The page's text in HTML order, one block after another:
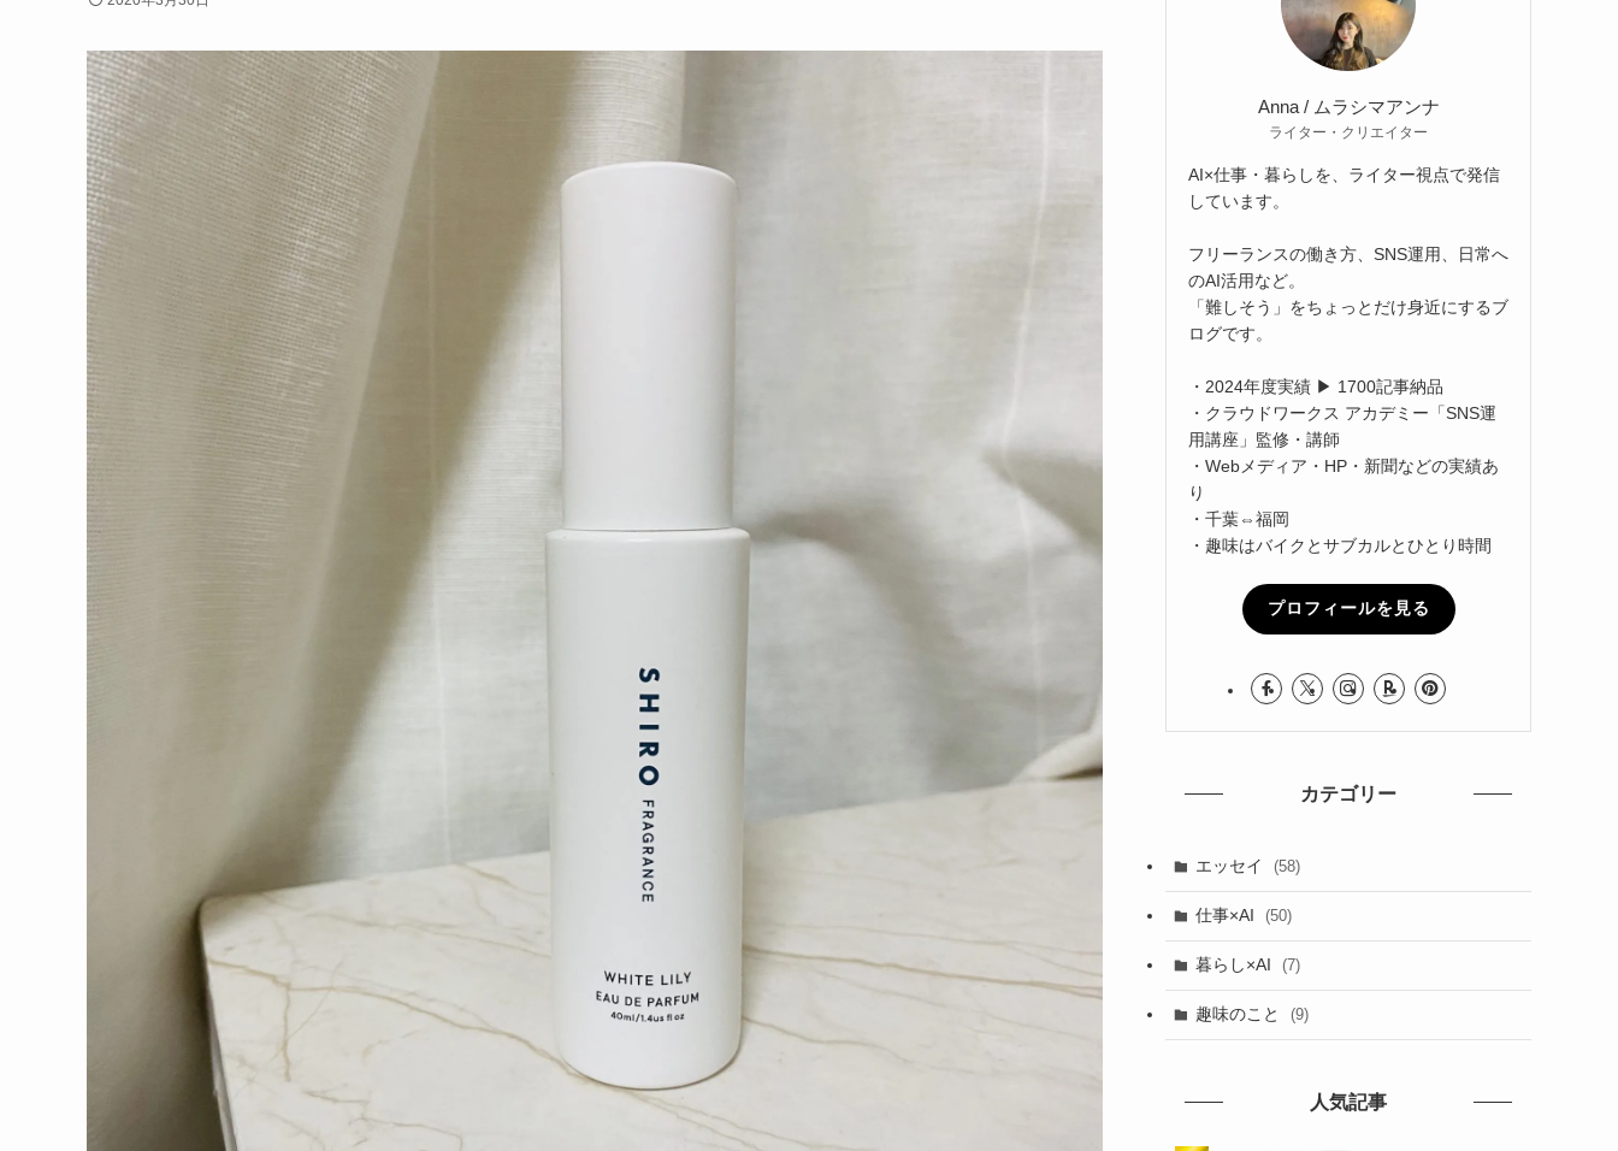
Anna / ムラシマアンナ
ライター・クリエイター
AI×仕事・暮らしを、ライター視点で発信
しています。
フリーランスの働き方、SNS運用、日常へ
のAI活用など。
「難しそう」をちょっとだけ身近にするブ
ログです。
・2024年度実績 ▶ 1700記事納品
・クラウドワークス アカデミー「SNS運
用講座」監修・講師
・Webメディア・HP・新聞などの実績あ
り
・千葉⇔福岡
・趣味はバイクとサブカルとひとり時間
プロフィールを見る
カテゴリー
エッセイ (58)
仕事×AI (50)
暮らし×AI (7)
趣味のこと (9)
人気記事